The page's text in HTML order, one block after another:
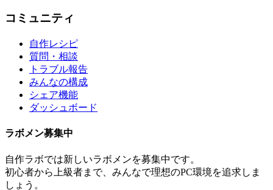
コミュニティ
自作レシピ
質問・相談
トラブル報告
みんなの構成
シェア機能
ダッシュボード
ラボメン募集中
自作ラボでは新しいラボメンを募集中です。
初心者から上級者まで、みんなで理想のPC環境を追求しま
しょう。